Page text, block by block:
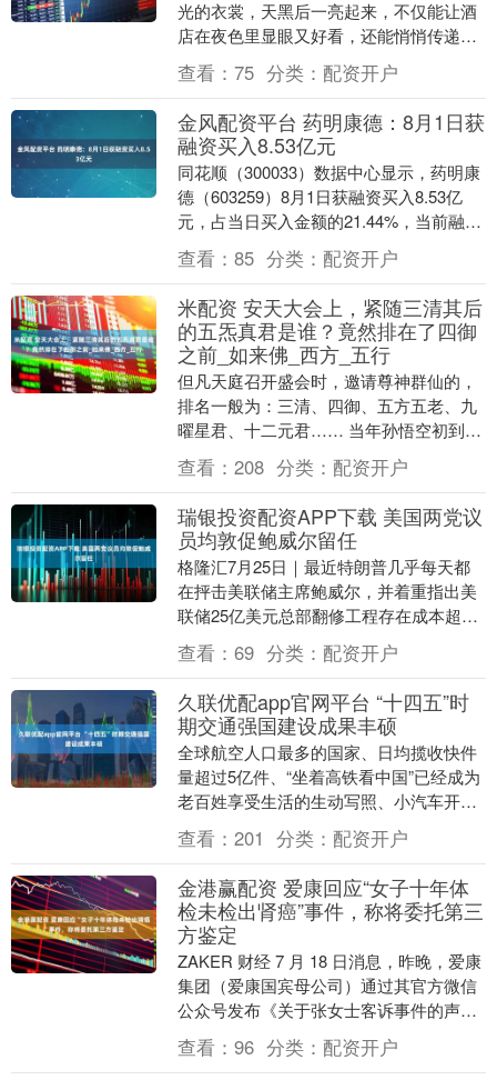
光的衣裳，天黑后一亮起来，不仅能让酒
店在夜色里显眼又好看，还能悄悄传递出
酒店的风格和温度，给路过的人或住店的
客人留下第一份好....
查看： 75 分类： 配资开户
金风配资平台 药明康德：8月1日获
融资买入8.53亿元
同花顺（300033）数据中心显示，药明康
德（603259）8月1日获融资买入8.53亿
元，占当日买入金额的21.44%，当前融资
余额45.87亿元，占流通市值....
查看： 85 分类： 配资开户
米配资 安天大会上，紧随三清其后
的五炁真君是谁？竟然排在了四御
之前_如来佛_西方_五行
但凡天庭召开盛会时，邀请尊神群仙的，
排名一般为：三清、四御、五方五老、九
曜星君、十二元君…… 当年孙悟空初到天
庭做官，闲来无事，便是广交三界神仙好
友。见到三清，....
查看： 208 分类： 配资开户
瑞银投资配资APP下载 美国两党议
员均敦促鲍威尔留任
格隆汇7月25日｜最近特朗普几乎每天都
在抨击美联储主席鲍威尔，并着重指出美
联储25亿美元总部翻修工程存在成本超支
问题，目前幕僚团队正对此展开调查。两
党议员均敦促....
查看： 69 分类： 配资开户
久联优配app官网平台 “十四五”时
期交通强国建设成果丰硕
全球航空人口最多的国家、日均揽收快件
量超过5亿件、“坐着高铁看中国”已经成为
老百姓享受生活的生动写照、小汽车开进
了乡村“最后一公里”…… 7月21日，在国新
办举....
查看： 201 分类： 配资开户
金港赢配资 爱康回应“女子十年体
检未检出肾癌”事件，称将委托第三
方鉴定
ZAKER 财经 7 月 18 日消息，昨晚，爱康
集团（爱康国宾母公司）通过其官方微信
公众号发布《关于张女士客诉事件的声
明》，就"女子体检 10 年未见异常却患....
查看： 96 分类： 配资开户